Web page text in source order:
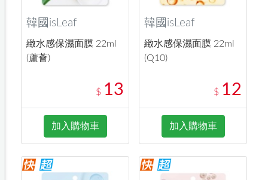
韓國isLeaf
緻水感保濕面膜 22ml
(蘆薈)
$ 13
加入購物車
韓國isLeaf
緻水感保濕面膜 22ml
(Q10)
$ 12
加入購物車